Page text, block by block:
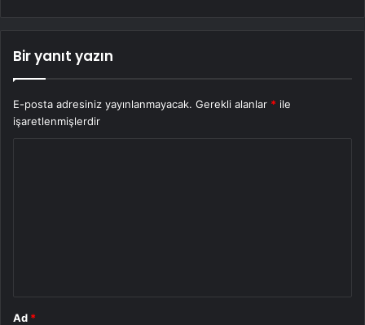
Bir yanıt yazın
E-posta adresiniz yayınlanmayacak. Gerekli alanlar * ile
işaretlenmişlerdir
Ad *